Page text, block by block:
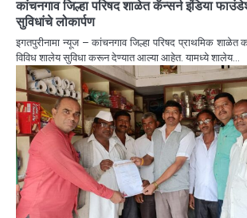
कांचनगाव जिल्हा परिषद शाळेत कॅन्सर्न इंडिया
सुविधांचे लोकार्पण
इगतपुरीनामा न्यूज – कांचनगाव जिल्हा परिषद प्राथमिक शाळेत
विविध शालेय सुविधा करून देण्यात आल्या आहेत. यामध्ये शालेय…